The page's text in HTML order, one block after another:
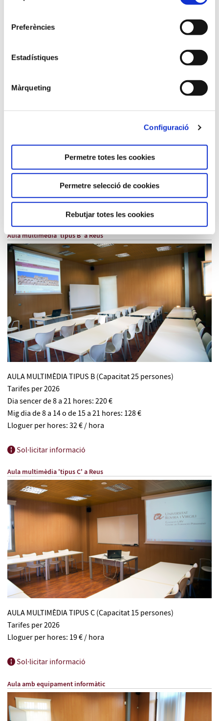
Preferències
Estadístiques
Màrqueting
Configuració
Permetre totes les cookies
Permetre selecció de cookies
Rebutjar totes les cookies
Mig dia de 8 a 14 o de 15 a 21 hores: 128 €
Lloguer per hores: 32 € / hora
Sol·licitar informació
Aula multimèdia 'tipus B' a Reus
AULA MULTIMÈDIA TIPUS B (Capacitat 25 persones)
Tarifes per 2026
Dia sencer de 8 a 21 hores: 220 €
Mig dia de 8 a 14 o de 15 a 21 hores: 128 €
Lloguer per hores: 32 € / hora
Sol·licitar informació
Aula multimèdia 'tipus C' a Reus
AULA MULTIMÈDIA TIPUS C (Capacitat 15 persones)
Tarifes per 2026
Lloguer per hores: 19 € / hora
Sol·licitar informació
Aula amb equipament informàtic